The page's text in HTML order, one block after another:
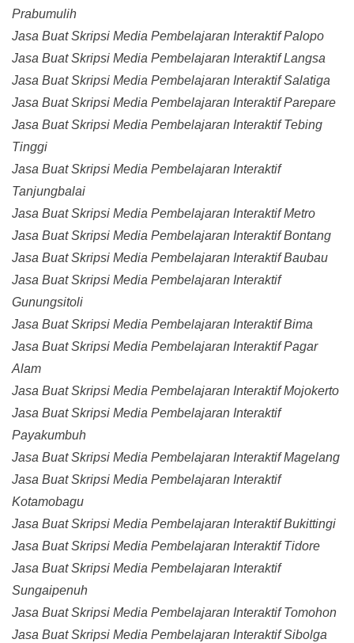
Prabumulih
Jasa Buat Skripsi Media Pembelajaran Interaktif Palopo
Jasa Buat Skripsi Media Pembelajaran Interaktif Langsa
Jasa Buat Skripsi Media Pembelajaran Interaktif Salatiga
Jasa Buat Skripsi Media Pembelajaran Interaktif Parepare
Jasa Buat Skripsi Media Pembelajaran Interaktif Tebing
Tinggi
Jasa Buat Skripsi Media Pembelajaran Interaktif
Tanjungbalai
Jasa Buat Skripsi Media Pembelajaran Interaktif Metro
Jasa Buat Skripsi Media Pembelajaran Interaktif Bontang
Jasa Buat Skripsi Media Pembelajaran Interaktif Baubau
Jasa Buat Skripsi Media Pembelajaran Interaktif
Gunungsitoli
Jasa Buat Skripsi Media Pembelajaran Interaktif Bima
Jasa Buat Skripsi Media Pembelajaran Interaktif Pagar
Alam
Jasa Buat Skripsi Media Pembelajaran Interaktif Mojokerto
Jasa Buat Skripsi Media Pembelajaran Interaktif
Payakumbuh
Jasa Buat Skripsi Media Pembelajaran Interaktif Magelang
Jasa Buat Skripsi Media Pembelajaran Interaktif
Kotamobagu
Jasa Buat Skripsi Media Pembelajaran Interaktif Bukittingi
Jasa Buat Skripsi Media Pembelajaran Interaktif Tidore
Jasa Buat Skripsi Media Pembelajaran Interaktif
Sungaipenuh
Jasa Buat Skripsi Media Pembelajaran Interaktif Tomohon
Jasa Buat Skripsi Media Pembelajaran Interaktif Sibolga